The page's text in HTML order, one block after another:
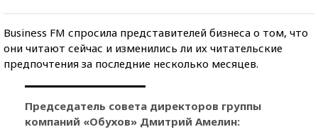
Business FM спросила представителей бизнеса о том, что
они читают сейчас и изменились ли их читательские
предпочтения за последние несколько месяцев.
Председатель совета директоров группы
компаний «Обухов» Дмитрий Амелин: